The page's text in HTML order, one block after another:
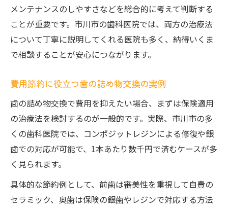
メンテナンスのしやすさなどを総合的に考えて判断する
ことが重要です。市川市の歯科医院では、両方の治療法
について丁寧に説明してくれる医院も多く、納得いくま
で相談することが安心につながります。
費用節約に役立つ歯の詰め物交換の実例
歯の詰め物交換で費用を抑えたい場合、まずは保険適用
の治療法を検討するのが一般的です。実際、市川市の多
くの歯科医院では、コンポジットレジンによる修復や銀
歯での対応が可能で、1本あたり数千円で済むケースが多
く見られます。
具体的な節約例として、前歯は審美性を重視して自費の
セラミック、奥歯は保険の銀歯やレジンで対応する方法